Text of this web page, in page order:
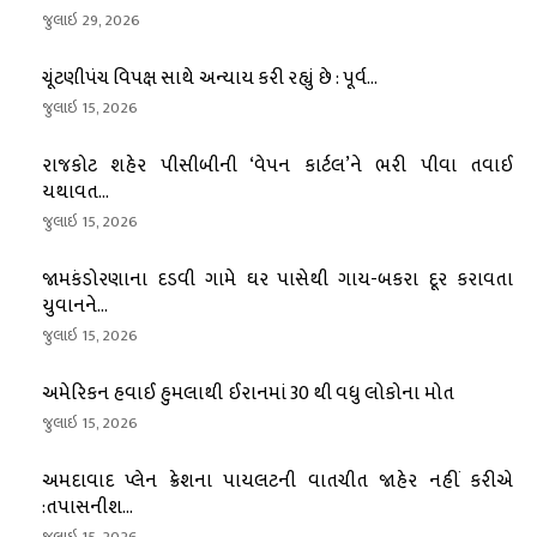
જુલાઇ 29, 2026
ચૂંટણીપંચ વિપક્ષ સાથે અન્યાય કરી રહ્યું છે : પૂર્વ...
જુલાઇ 15, 2026
રાજકોટ શહેર પીસીબીની ‘વેપન કાર્ટલ’ને ભરી પીવા તવાઈ
યથાવત...
જુલાઇ 15, 2026
જામકંડોરણાના દડવી ગામે ઘર પાસેથી ગાય-બકરા દૂર કરાવતા
યુવાનને...
જુલાઇ 15, 2026
અમેરિકન હવાઈ હુમલાથી ઈરાનમાં 30 થી વધુ લોકોના મોત
જુલાઇ 15, 2026
અમદાવાદ પ્લેન ક્રેશના પાયલટની વાતચીત જાહેર નહીં કરીએ
:તપાસનીશ...